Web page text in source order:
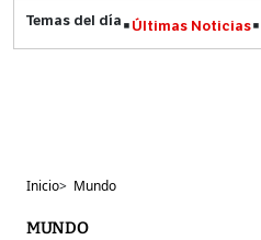
Últimas Noticias
Inicio> Mundo
MUNDO